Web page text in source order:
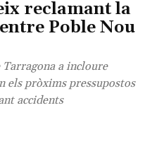
reclamant la
Poble Nou
a incloure
els pròxims pressupostos
accidents